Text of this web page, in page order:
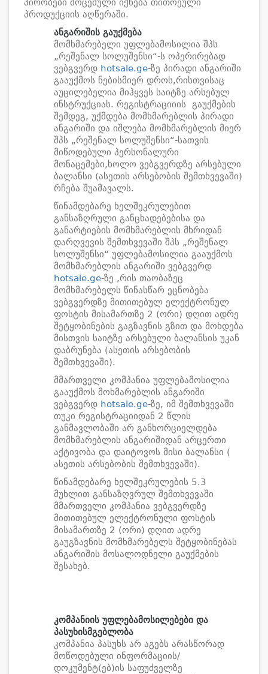
პირობები მოცემული იქნება თითოეული
პროდუქციის აღწერაში.
ანგარიშის გაუქმება
მომხმარებელი უფლებამოსილია შპს
„რეშენალ სოლუშენსი“-ს ოპერირებად
ვებგვერდ hotsale.ge-ზე პირადი ანგარიში
გააუქმოს ნებისმიერ დროს,რისთვისაც
აუცილებელია მიჰყვეს საიტზე არსებულ
ინსტრუქციას. რეგისტრაციიის გაუქმების
შემდეგ, უქმდება მომხმარებლის პირადი
ანგარიში და იშლება მომხმარებლის მიერ
შპს „რეშენალ სოლუშენსი“-სათვის
მიწოდებული პერსონალური
მონაცემები,ხოლო ვებგვერდზე არსებული
ბალანსი (ასეთის არსებობის შემთხვევაში)
რჩება შუამავალს.
წინამდებარე ხელშეკრულებით
განსაზღრული განცხადებებისა და
განარტიების მომხმარებლის მხრიდან
დარღვევის შემთხვევაში შპს „რეშენალ
სოლუშენსი“ უფლებამოსილია გააუქმოს
მომხმარებლის ანგარიში ვებგვერდ
hotsale.ge-ზე ,რის თაობაზეც
მომხმარებელს წინასწარ ეცნობება
ვებგვერდზე მითითებულ ელექტრონულ
ფოსტის მისამართზე 2 (ორი) დღით ადრე
შეტყობინების გაგზავნის გზით და მოხდება
მისთვის საიტზე არსებული ბალანსის უკან
დაბრუნება (ასეთის არსებობის
შემთხვევაში).
მმართველი კომპანია უფლებამოსილია
გააუქმოს მოხმარებლის ანგარიში
ვებგვერდ hotsale.ge-ზე, იმ შემთხვევაში
თუკი რეგისტრაციიდან 2 წლის
განმავლობაში არ განხორციელდება
მომხმარებლის ანგარიშიდან არცერთი
აქტივობა და დაიტოვოს მისი ბალანსი (
ასეთის არსებობის შემთხვევაში).
წინამდებარე ხელშეკრულების 5.3
მუხლით განსაზღვრულ შემთხვევაში
მმართველი კომპანია ვებგვერდზე
მითითებულ ელექტრონული ფოსტის
მისამართზე 2 (ორი) დღით ადრე
გაუგზავნის მომხმარებელს შეტყობინებას
ანგარიშის მოსალოდნელი გაუქმების
შესახებ.
კომპანიის უფლებამოსილებები და
პასუხისმგებლობა
კომპანია პასუხს არ აგებს არასწორად
მოწოდებული ინფორმაციის/
დოკუმენტ(ებ)ის საფუძველზე